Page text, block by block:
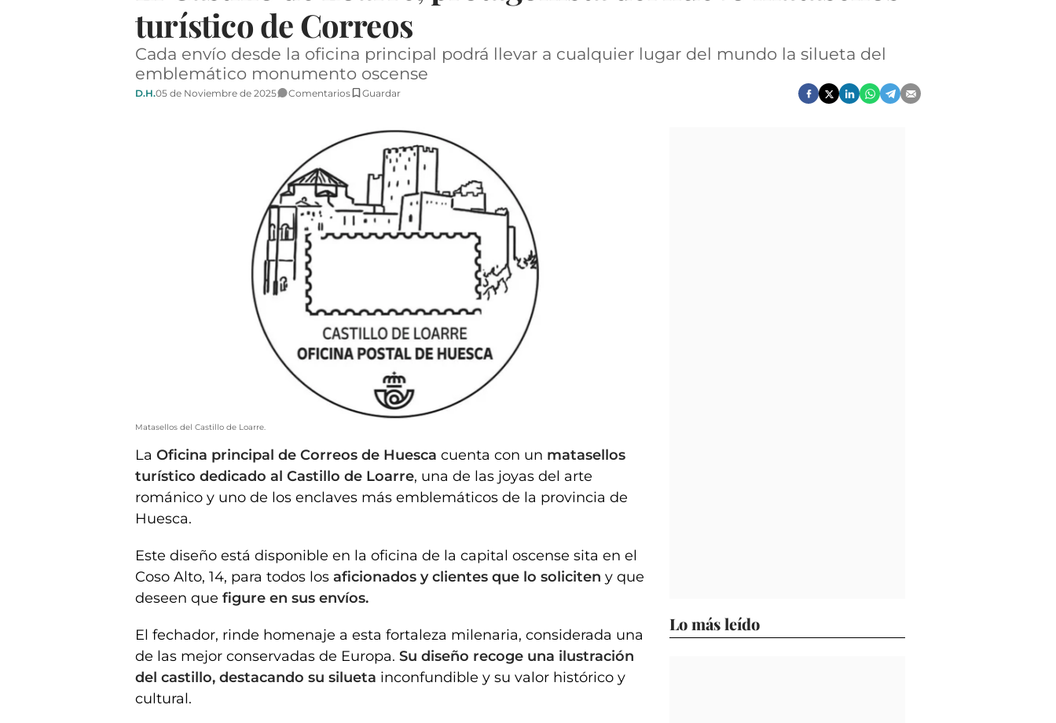
turístico de Correos
Cada envío desde la oficina principal podrá llevar a cualquier lugar del mundo la silueta del
emblemático monumento oscense
D.H.05 de Noviembre de 2025 Comentarios Guardar
Matasellos del Castillo de Loarre.
La Oficina principal de Correos de Huesca cuenta con un matasellos
turístico dedicado al Castillo de Loarre, una de las joyas del arte
románico y uno de los enclaves más emblemáticos de la provincia de
Huesca.
Este diseño está disponible en la oficina de la capital oscense sita en el
Coso Alto, 14, para todos los aficionados y clientes que lo soliciten y que
deseen que figure en sus envíos.
El fechador, rinde homenaje a esta fortaleza milenaria, considerada una
de las mejor conservadas de Europa. Su diseño recoge una ilustración
del castillo, destacando su silueta inconfundible y su valor histórico y
cultural.
Lo más leído